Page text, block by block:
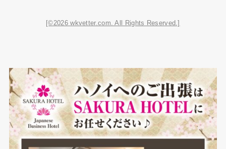
[©2026 wkvetter.com. All Rights Reserved.]